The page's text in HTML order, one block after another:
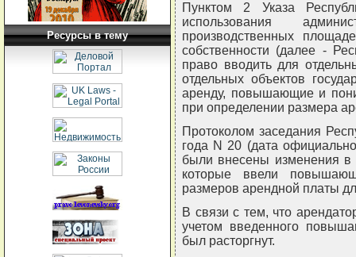
Ресурсы в тему
Пунктом 2 Указа
использования
производственных
собственности (далее -
право вводить для
отдельных объектов
аренду, повышающие и
при определении размера
Протоколом заседания
года N 20 (дата
были внесены изменения в
которые ввели
размеров арендной платы
В связи с тем, что
учетом введенного
был расторгнут.